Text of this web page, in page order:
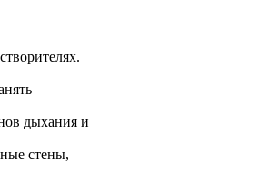
дыхания и
стены,